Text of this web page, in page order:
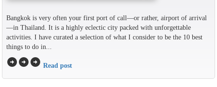
Bangkok is very often your first port of call—or rather, airport of arrival
—in Thailand. It is a highly eclectic city packed with unforgettable
activities. I have curated a selection of what I consider to be the 10 best
things to do in...
arrow_circle_rightarrow_circle_rightarrow_circle_right Read post